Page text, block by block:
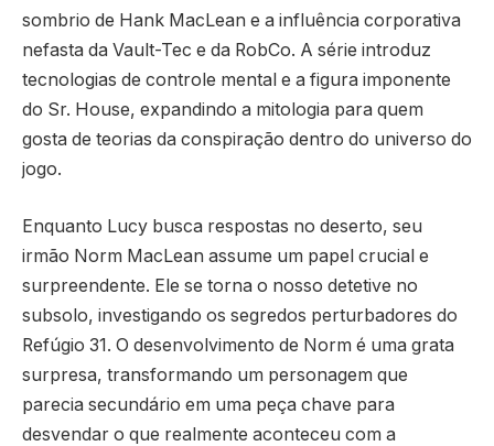
sombrio de Hank MacLean e a influência corporativa
nefasta da Vault-Tec e da RobCo. A série introduz
tecnologias de controle mental e a figura imponente
do Sr. House, expandindo a mitologia para quem
gosta de teorias da conspiração dentro do universo do
jogo.
Enquanto Lucy busca respostas no deserto, seu
irmão Norm MacLean assume um papel crucial e
surpreendente. Ele se torna o nosso detetive no
subsolo, investigando os segredos perturbadores do
Refúgio 31. O desenvolvimento de Norm é uma grata
surpresa, transformando um personagem que
parecia secundário em uma peça chave para
desvendar o que realmente aconteceu com a